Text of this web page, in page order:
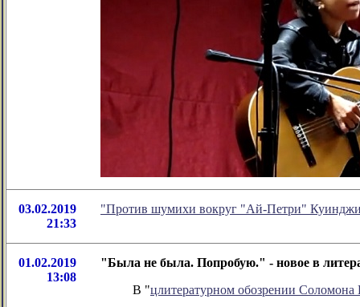
03.02.2019
21:33
"Против шумихи вокруг "Ай-Петри"
01.02.2019
13:08
"Была не была. Попробую." - новое в
В "цлитературном обозрении